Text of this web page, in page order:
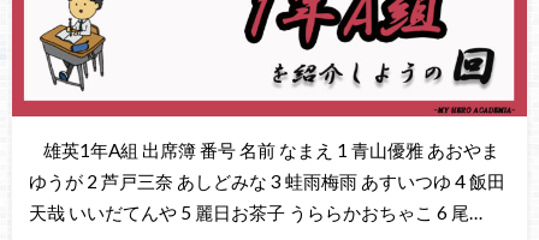
雄英1年A組 出席簿 番号 名前 なまえ 1 青山優雅 あおやま
ゆうが 2 芦戸三奈 あしどみな 3 蛙雨梅雨 あすいつゆ 4 飯田
天哉 いいだてんや 5 麗日お茶子 うららかおちゃこ 6 尾…